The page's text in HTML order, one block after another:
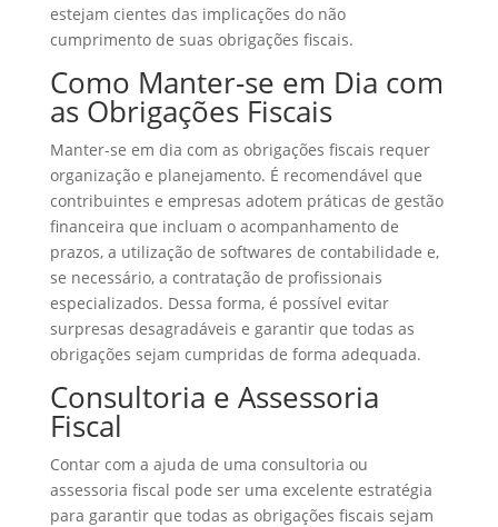
estejam cientes das implicações do não
cumprimento de suas obrigações fiscais.
Como Manter-se em Dia com
as Obrigações Fiscais
Manter-se em dia com as obrigações fiscais requer
organização e planejamento. É recomendável que
contribuintes e empresas adotem práticas de gestão
financeira que incluam o acompanhamento de
prazos, a utilização de softwares de contabilidade e,
se necessário, a contratação de profissionais
especializados. Dessa forma, é possível evitar
surpresas desagradáveis e garantir que todas as
obrigações sejam cumpridas de forma adequada.
Consultoria e Assessoria
Fiscal
Contar com a ajuda de uma consultoria ou
assessoria fiscal pode ser uma excelente estratégia
para garantir que todas as obrigações fiscais sejam